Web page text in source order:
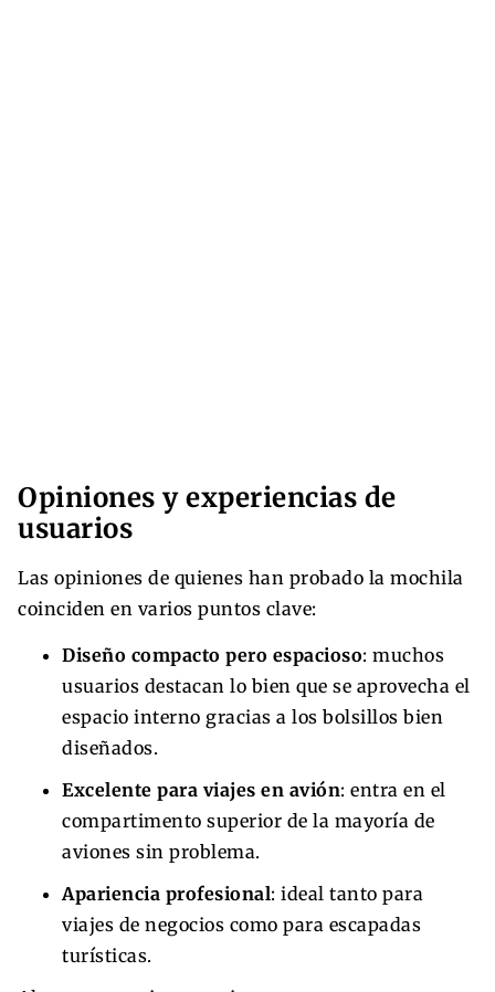
Opiniones y experiencias de
usuarios
Las opiniones de quienes han probado la mochila
coinciden en varios puntos clave:
Diseño compacto pero espacioso: muchos
usuarios destacan lo bien que se aprovecha el
espacio interno gracias a los bolsillos bien
diseñados.
Excelente para viajes en avión: entra en el
compartimento superior de la mayoría de
aviones sin problema.
Apariencia profesional: ideal tanto para
viajes de negocios como para escapadas
turísticas.